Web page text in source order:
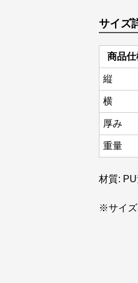
サイズ
商品仕
縦
横
厚み
重量
材質:
※サイズ